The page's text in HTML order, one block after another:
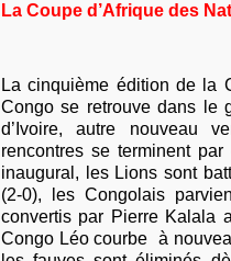
La Coupe d’Afrique des
La cinquième édition de la
Congo se retrouve dans le
d’Ivoire, autre nouveau
rencontres se terminent
inaugural, les Lions sont
(2-0), les Congolais
convertis par Pierre Kalala
Congo Léo courbe à